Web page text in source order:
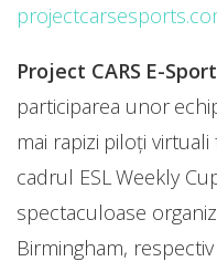
Project CARS E-
participarea unor
mai rapizi piloți
cadrul ESL Weekly
spectaculoase
Birmingham, respectiv